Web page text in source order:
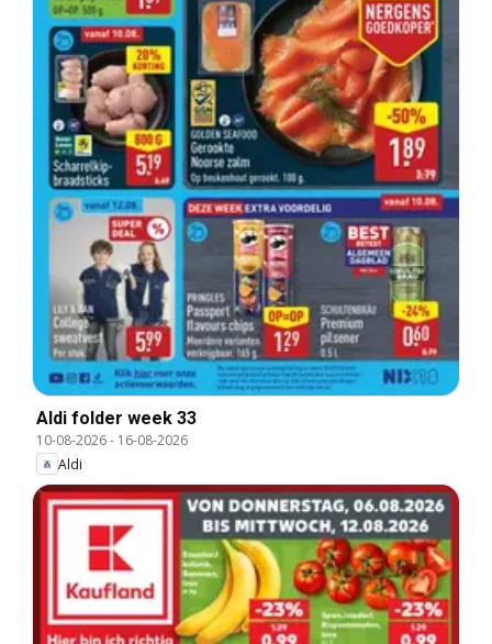
Aldi folder week 33
10-08-2026- 16-08-2026
Aldi